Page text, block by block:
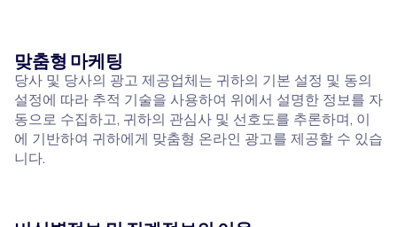
맞춤형 마케팅
당사 및 당사의 광고 제공업체는 귀하의 기본 설정 및 동의
설정에 따라 추적 기술을 사용하여 위에서 설명한 정보를 자
동으로 수집하고, 귀하의 관심사 및 선호도를 추론하며, 이
에 기반하여 귀하에게 맞춤형 온라인 광고를 제공할 수 있습
니다.